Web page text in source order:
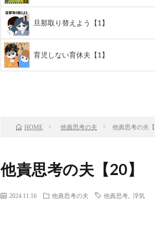
旦那取り替えよう【1】
育児しない育休夫【1】
HOME 他責思考の夫 他責思考の夫【
他責思考の夫【20】
2024.11.16 他責思考の夫 他責思考 浮気